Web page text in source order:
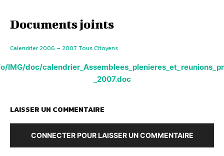
Documents joints
Calendrier 2006 – 2007 Tous Citoyens
IMG/doc/
_2007.doc
LAISSER UN COMMENTAIRE
CONNECTER POUR LAISSER UN COMMENTAIRE